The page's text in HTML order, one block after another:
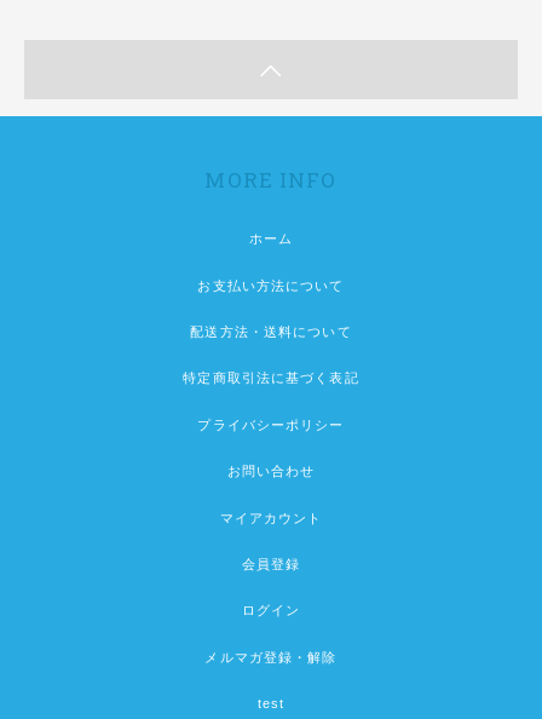
MORE INFO
ホーム
お支払い方法について
配送方法・送料について
特定商取引法に基づく表記
プライバシーポリシー
お問い合わせ
マイアカウント
会員登録
ログイン
メルマガ登録・解除
test